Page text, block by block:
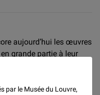
par le Musée du Louvre,
aujourd’hui les œuvres
grande partie à leur
du geste sculptural,
les secrets mêmes